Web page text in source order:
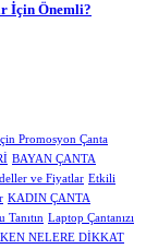
İçin Önemli?
Promosyon Çanta
BAYAN ÇANTA
ve Fiyatlar Etkili
KADIN ÇANTA
Laptop Çantanızı
NELERE DİKKAT